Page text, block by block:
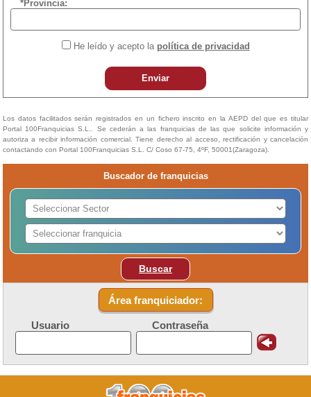
*Provincia:
He leído y acepto la política de privacidad
Enviar
Los datos facilitados serán registrados en un fichero inscrito en la AEPD del que es titular
Portal 100Franquicias S.L.. Se cederán a las franquicias de las que solicite información y
autoriza a recibir información comercial. Tiene derecho al acceso, rectificación y cancelación
contactando con Portal 100Franquicias S.L. C/ Coso 67-75, 4ºF, 50001(Zaragoza).
Buscador de franquicias
Buscar
Área franquiciador:
Usuario Contraseña